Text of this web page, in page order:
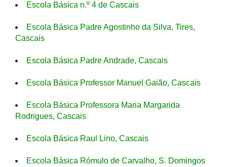
Escola Básica n.º 4 de Cascais
Escola Básica Padre Agostinho da Silva, Tires,
Cascais
Escola Básica Padre Andrade, Cascais
Escola Básica Professor Manuel Gaião, Cascais
Escola Básica Professora Maria Margarida
Rodrigues, Cascais
Escola Básica Raul Lino, Cascais
Escola Básica Rómulo de Carvalho, S. Domingos